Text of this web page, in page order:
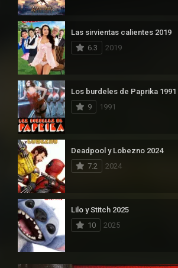
Las sirvientas calientes 2019
6.3
2019
Los burdeles de Paprika 1991
9
1991
Deadpool y Lobezno 2024
7.2
2024
Lilo y Stitch 2025
10
2025